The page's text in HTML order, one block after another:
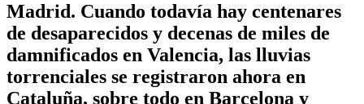
Madrid. Cuando todavía hay centenares
de desaparecidos y decenas de miles de
damnificados en Valencia, las lluvias
torrenciales se registraron ahora en
Cataluña, sobre todo en Barcelona y